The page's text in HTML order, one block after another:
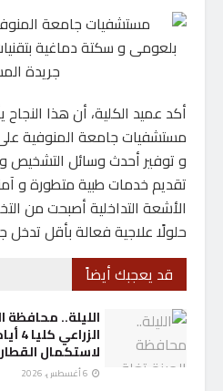
أكد عميد الكلية، أن هذا
مستشفيات جامعة المنوفية
و توفير أحدث وسائل التشخيص
تقديم خدمات طبية متطورة و
الأشعة التداخلية أصبحت من
حلولًا علاجية فعالة بأقل
قد يعجبك أيضاً
الليلة..
لاستكمال